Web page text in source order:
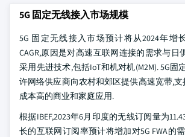
5G 固定无线接入市场规模
5G 固定无线接入市场预计将从2024年增
CAGR,原因是对高速互联网连接的需求与日
采用先进技术,包括IoT和机对机(M2M). 5G固
许网络供应商向农村和郊区提供高速宽带,
成本高的商业和家庭应用.
根据IBEF,2023年6月印度的无线订阅量为
长的互联网订阅率预计将增加对5G FWA的